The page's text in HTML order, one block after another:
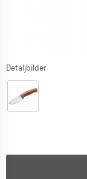
Detaljbilder